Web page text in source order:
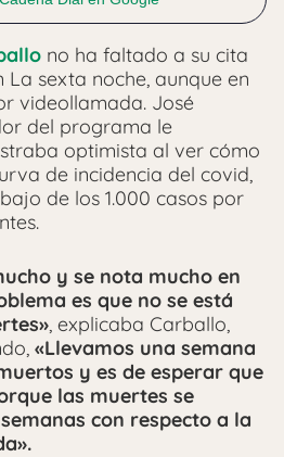
no ha faltado a su cita
sexta noche, aunque en
videollamada. José
del programa le
optimista al ver cómo
de incidencia del covid,
de los 1.000 casos por
y se nota mucho en
es que no se está
, explicaba Carballo,
«Llevamos una semana
y es de esperar que
las muertes se
con respecto a la